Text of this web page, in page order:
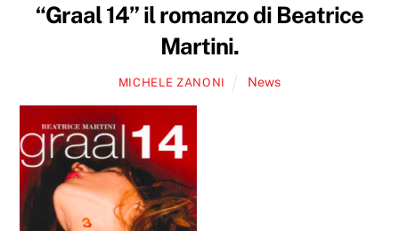
“Graal 14” il romanzo di Beatrice
Martini.
MICHELE ZANONI News